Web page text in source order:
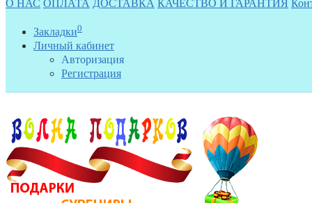
О НАС ОПЛАТА ДОСТАВКА КАЧЕСТВО И ГАРАНТИЯ
Закладки0
Личный кабинет
Авторизация
Регистрация